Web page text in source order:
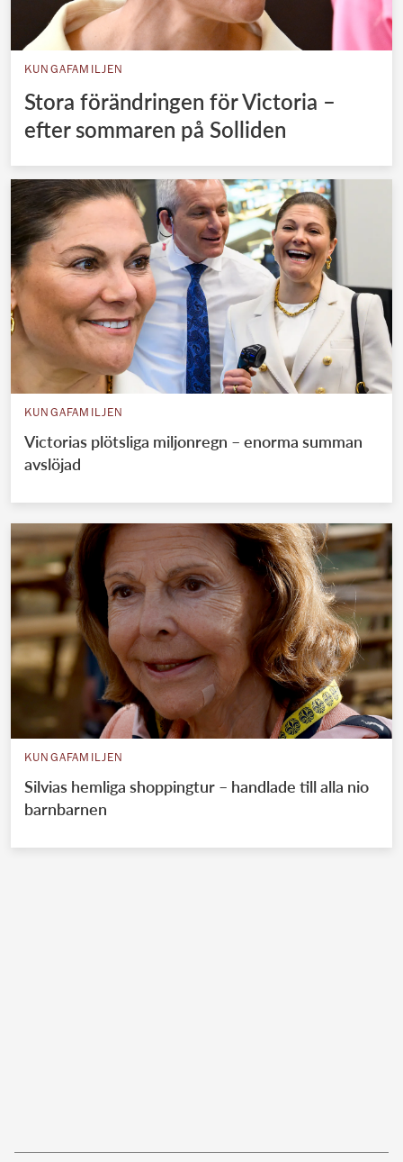
KUNGAFAMILJEN
Stora förändringen för Victoria –
efter sommaren på Solliden
KUNGAFAMILJEN
Victorias plötsliga miljonregn – enorma summan
avslöjad
KUNGAFAMILJEN
Silvias hemliga shoppingtur – handlade till alla nio
barnbarnen